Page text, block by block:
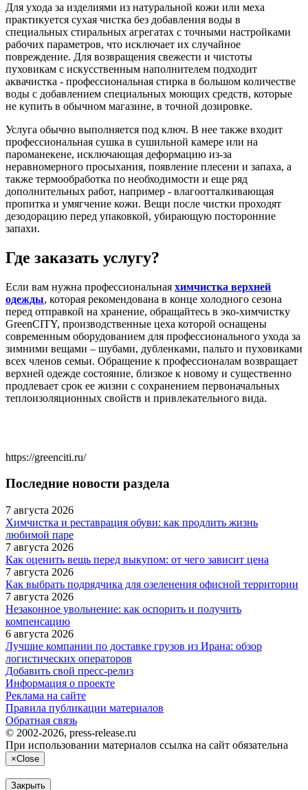
Для ухода за изделиями из натуральной кожи или меха
практикуется сухая чистка без добавления воды в
специальных стиральных агрегатах с точными настройками
рабочих параметров, что исключает их случайное
повреждение. Для возвращения свежести и чистоты
пуховикам с искусственным наполнителем подходит
аквачистка - профессиональная стирка в большом количестве
воды с добавлением специальных моющих средств, которые
не купить в обычном магазине, в точной дозировке.
Услуга обычно выполняется под ключ. В нее также входит
профессиональная сушка в сушильной камере или на
пароманекене, исключающая деформацию из-за
неравномерного просыхания, появление плесени и запаха, а
также термообработка по необходимости и еще ряд
дополнительных работ, например - влагоотталкивающая
пропитка и умягчение кожи. Вещи после чистки проходят
дезодорацию перед упаковкой, убирающую посторонние
запахи.
Где заказать услугу?
Если вам нужна профессиональная химчистка верхней
одежды, которая рекомендована в конце холодного сезона
перед отправкой на хранение, обращайтесь в эко-химчистку
GreenCITY, производственные цеха которой оснащены
современным оборудованием для профессионального ухода за
зимними вещами – шубами, дубленками, пальто и пуховиками
всех членов семьи. Обращение к профессионалам возвращает
верхней одежде состояние, близкое к новому и существенно
продлевает срок ее жизни с сохранением первоначальных
теплоизоляционных свойств и привлекательного вида.
https://greenciti.ru/
Последние новости раздела
7 августа 2026
Химчистка и реставрация обуви: как продлить жизнь
любимой паре
7 августа 2026
Как оценить вещь перед выкупом: от чего зависит цена
7 августа 2026
Как выбрать подрядчика для озеленения офисной территории
7 августа 2026
Незаконное увольнение: как оспорить и получить
компенсацию
6 августа 2026
Лучшие компании по доставке грузов из Ирана: обзор
логистических операторов
Добавить свой пресс-релиз
Информация о проекте
Реклама на сайте
Правила публикации материалов
Обратная связь
© 2002-2026, press-release.ru
При использовании материалов ссылка на сайт обязательна
×Close
Закрыть